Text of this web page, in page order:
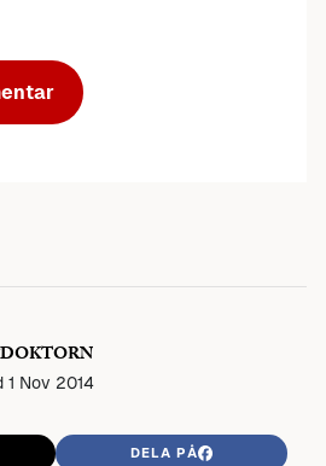
1 Nov 2014
DELA PÅ